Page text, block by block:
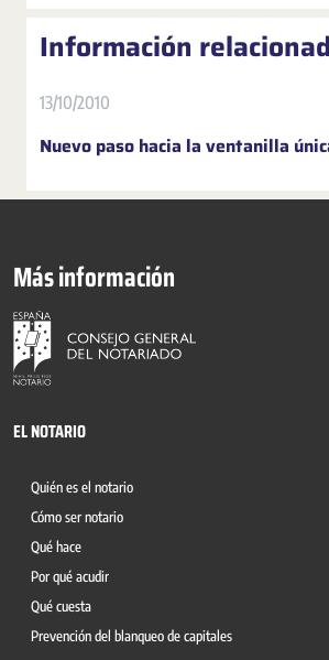
Información
13/10/2010
Nuevo paso hacia la ventanilla
Más información
EL NOTARIO
Quién es el notario
Cómo ser notario
Qué hace
Por qué acudir
Qué cuesta
Prevención del blanqueo de capitales